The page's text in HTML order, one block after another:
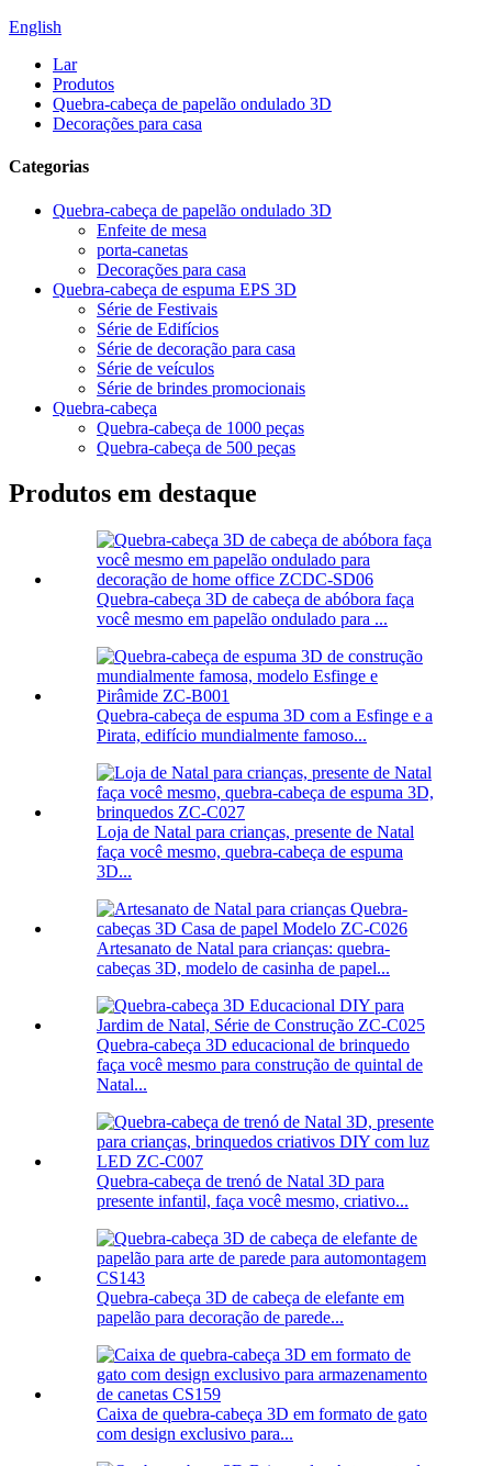
English
Lar
Produtos
Quebra-cabeça de papelão ondulado 3D
Decorações para casa
Categorias
Quebra-cabeça de papelão ondulado 3D
Enfeite de mesa
porta-canetas
Decorações para casa
Quebra-cabeça de espuma EPS 3D
Série de Festivais
Série de Edifícios
Série de decoração para casa
Série de veículos
Série de brindes promocionais
Quebra-cabeça
Quebra-cabeça de 1000 peças
Quebra-cabeça de 500 peças
Produtos em destaque
Quebra-cabeça 3D de cabeça de abóbora faça
você mesmo em papelão ondulado para ...
Quebra-cabeça de espuma 3D com a Esfinge e a
Pirata, edifício mundialmente famoso...
Loja de Natal para crianças, presente de Natal
faça você mesmo, quebra-cabeça de espuma
3D...
Artesanato de Natal para crianças: quebra-
cabeças 3D, modelo de casinha de papel...
Quebra-cabeça 3D educacional de brinquedo
faça você mesmo para construção de quintal de
Natal...
Quebra-cabeça de trenó de Natal 3D para
presente infantil, faça você mesmo, criativo...
Quebra-cabeça 3D de cabeça de elefante em
papelão para decoração de parede...
Caixa de quebra-cabeça 3D em formato de gato
com design exclusivo para...